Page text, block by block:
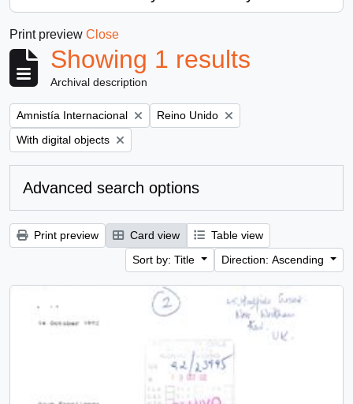
Print preview Close
Showing 1 results
Archival description
Remove filter:
Amnistía Internacional Remove filter:
Reino Unido
Remove filter:
With digital objects
Advanced search options
Print preview Card view
Table view
Sort by: Title
Direction: Ascending